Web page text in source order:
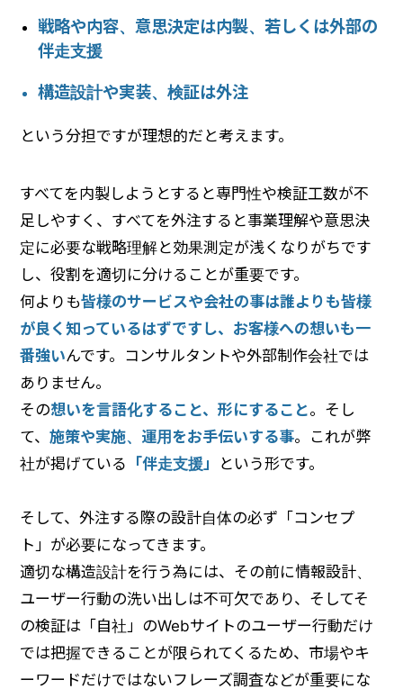
戦略や内容、意思決定は内製、若しくは外部の
伴走支援
構造設計や実装、検証は外注
という分担ですが理想的だと考えます。
すべてを内製しようとすると専門性や検証工数が不
足しやすく、すべてを外注すると事業理解や意思決
定に必要な戦略理解と効果測定が浅くなりがちです
し、役割を適切に分けることが重要です。
何よりも皆様のサービスや会社の事は誰よりも皆様
が良く知っているはずですし、お客様への想いも一
番強いんです。コンサルタントや外部制作会社では
ありません。
その想いを言語化すること、形にすること。そし
て、施策や実施、運用をお手伝いする事。これが弊
社が掲げている
「伴走支援」 という形です。
そして、外注する際の設計自体の必ず「コンセプ
ト」が必要になってきます。
適切な構造設計を行う為には、その前に情報設計、
ユーザー行動の洗い出しは不可欠であり、そしてそ
の検証は「自社」のWebサイトのユーザー行動だけ
では把握できることが限られてくるため、市場やキ
ーワードだけではないフレーズ調査などが重要にな